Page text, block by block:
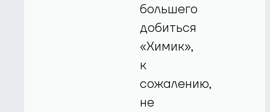
большего
добиться
«Химик»,
к
сожалению,
не